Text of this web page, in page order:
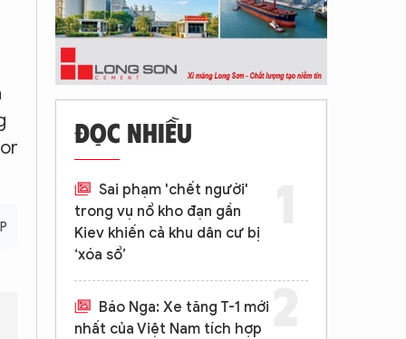
ĐỌC NHIỀU
Sai phạm 'chết người'
trong vụ nổ kho đạn gần
Kiev khiến cả khu dân cư bị
‘xóa sổ’
Báo Nga: Xe tăng T-1 mới
nhất của Việt Nam tích hợp